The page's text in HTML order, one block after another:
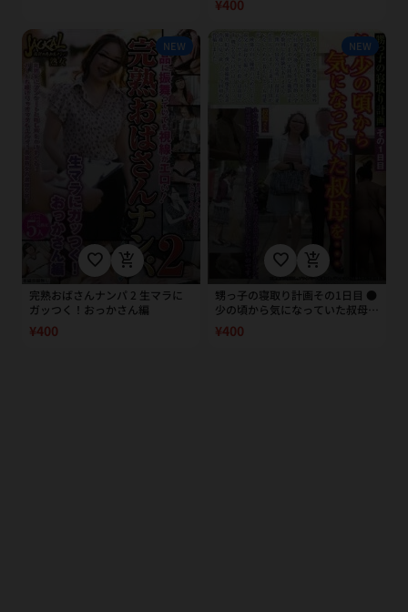
¥400
NEW
favorite_border add_shopping_cart
完熟おばさんナンパ 2 生マラに
ガッつく！おっかさん編
¥400
NEW
favorite_border add_shopping_cart
甥っ子の寝取り計画その1日目 ●
少の頃から気になっていた叔母
を…
¥400